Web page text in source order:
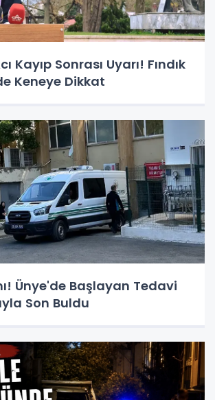
Kayıp Sonrası Uyarı! Fındık
Keneye Dikkat
Ünye'de Başlayan Tedavi
Son Buldu